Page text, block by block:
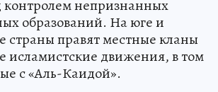
контролем непризнанных
образований. На юге и
страны правят местные кланы
исламистские движения, в том
с «Аль-Каидой».